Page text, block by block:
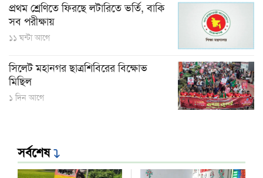
প্রথম শ্রেণিতে ফিরছে লটারিতে ভর্তি, বাকি
সব পরীক্ষায়
১১ ঘন্টা আগে
সিলেট মহানগর ছাত্রশিবিরের বিক্ষোভ
মিছিল
১ দিন আগে
সর্বশেষ